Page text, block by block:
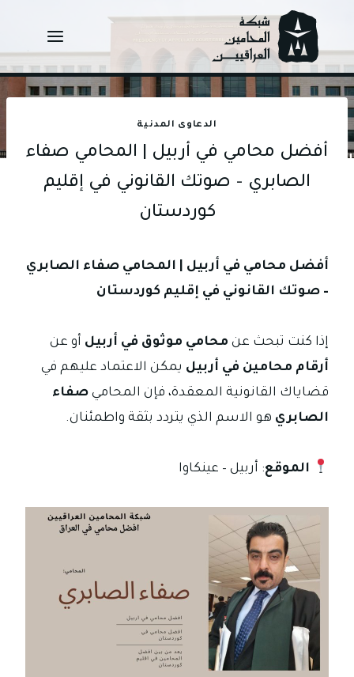
content
الدعاوى المدنية
أفضل محامي في أربيل | المحامي صفاء
الصابري – صوتك القانوني في إقليم
كوردستان
أفضل محامي في أربيل | المحامي صفاء الصابري
– صوتك القانوني في إقليم كوردستان
إذا كنت تبحث عن محامي موثوق في أربيل أو عن
أرقام محامين في أربيل يمكن الاعتماد عليهم في
قضاياك القانونية المعقدة، فإن المحامي صفاء
الصابري هو الاسم الذي يتردد بثقة واطمئنان.
الموقع: أربيل – عينكاوا